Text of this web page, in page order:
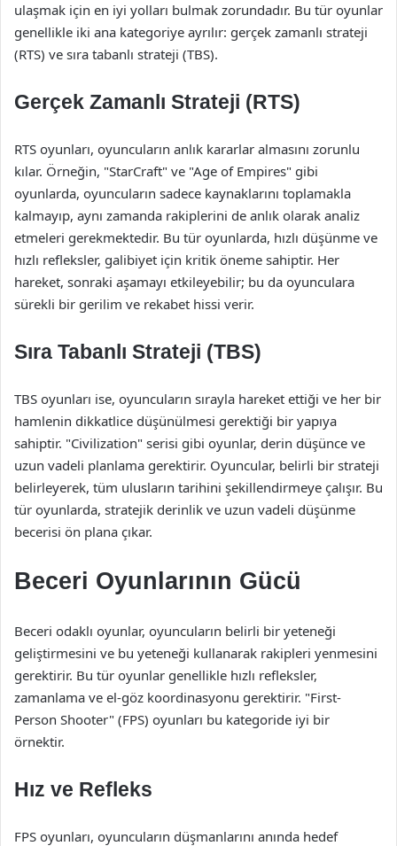
ulaşmak için en iyi yolları bulmak zorundadır. Bu tür oyunlar
genellikle iki ana kategoriye ayrılır: gerçek zamanlı strateji
(RTS) ve sıra tabanlı strateji (TBS).
Gerçek Zamanlı Strateji (RTS)
RTS oyunları, oyuncuların anlık kararlar almasını zorunlu
kılar. Örneğin, "StarCraft" ve "Age of Empires" gibi
oyunlarda, oyuncuların sadece kaynaklarını toplamakla
kalmayıp, aynı zamanda rakiplerini de anlık olarak analiz
etmeleri gerekmektedir. Bu tür oyunlarda, hızlı düşünme ve
hızlı refleksler, galibiyet için kritik öneme sahiptir. Her
hareket, sonraki aşamayı etkileyebilir; bu da oyunculara
sürekli bir gerilim ve rekabet hissi verir.
Sıra Tabanlı Strateji (TBS)
TBS oyunları ise, oyuncuların sırayla hareket ettiği ve her bir
hamlenin dikkatlice düşünülmesi gerektiği bir yapıya
sahiptir. "Civilization" serisi gibi oyunlar, derin düşünce ve
uzun vadeli planlama gerektirir. Oyuncular, belirli bir strateji
belirleyerek, tüm ulusların tarihini şekillendirmeye çalışır. Bu
tür oyunlarda, stratejik derinlik ve uzun vadeli düşünme
becerisi ön plana çıkar.
Beceri Oyunlarının Gücü
Beceri odaklı oyunlar, oyuncuların belirli bir yeteneği
geliştirmesini ve bu yeteneği kullanarak rakipleri yenmesini
gerektirir. Bu tür oyunlar genellikle hızlı refleksler,
zamanlama ve el-göz koordinasyonu gerektirir. "First-
Person Shooter" (FPS) oyunları bu kategoride iyi bir
örnektir.
Hız ve Refleks
FPS oyunları, oyuncuların düşmanlarını anında hedef